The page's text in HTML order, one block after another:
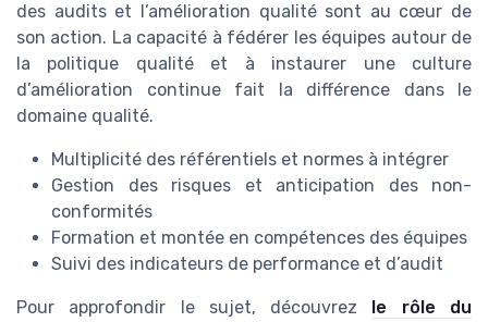
des audits et l’amélioration qualité sont au cœur de
son action. La capacité à fédérer les équipes autour de
la politique qualité et à instaurer une culture
d’amélioration continue fait la différence dans le
domaine qualité.
Multiplicité des référentiels et normes à intégrer
Gestion des risques et anticipation des non-
conformités
Formation et montée en compétences des équipes
Suivi des indicateurs de performance et d’audit
Pour approfondir le sujet, découvrez le rôle du